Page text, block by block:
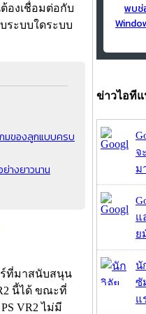
องเชื่อมต่อกับ
ระบบใดระบบ
มของลูกแบบครบ
างยาวนาน
ร์ที่มาสนับสนุน
นี้ได้ ขณะที่
VR2 ไม่มี
พบช่
ข่าวไอที
จ
ม
แ
ย
นั
ซั
แ